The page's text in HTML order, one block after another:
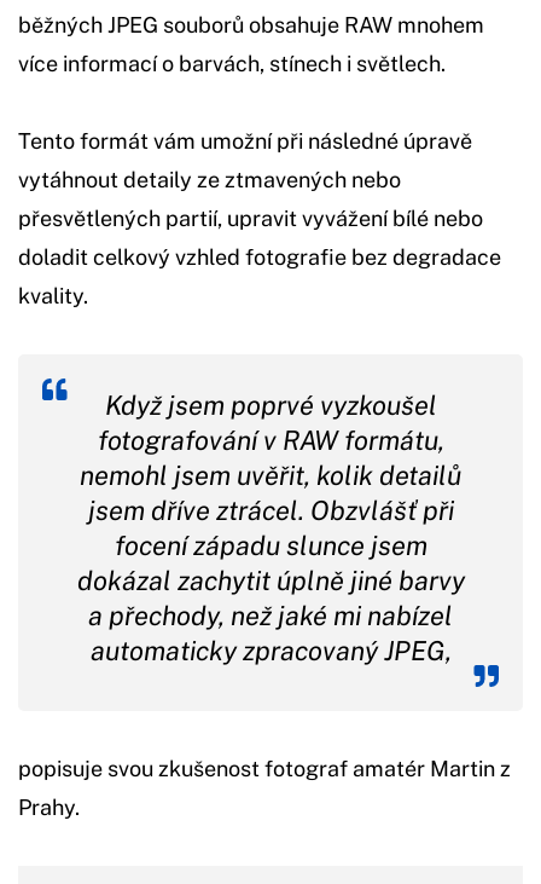
běžných JPEG souborů obsahuje RAW mnohem
více informací o barvách, stínech i světlech.
Tento formát vám umožní při následné úpravě
vytáhnout detaily ze ztmavených nebo
přesvětlených partií, upravit vyvážení bílé nebo
doladit celkový vzhled fotografie bez degradace
kvality.
Když jsem poprvé vyzkoušel
fotografování v RAW formátu,
nemohl jsem uvěřit, kolik detailů
jsem dříve ztrácel. Obzvlášť při
focení západu slunce jsem
dokázal zachytit úplně jiné barvy
a přechody, než jaké mi nabízel
automaticky zpracovaný JPEG,
popisuje svou zkušenost fotograf amatér Martin z
Prahy.